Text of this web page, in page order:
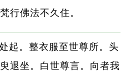
行佛法不久住。
起。整衣服至世尊所。头
退坐。白世尊言。向者我